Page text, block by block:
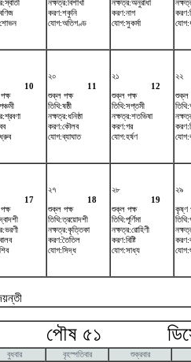
নক্ষত্র:বিশাখা
করণ:শকুনি
যোগ:অতিগণ্ড
নক্ষত্র:অনুরাধা
করণ:নাগ
যোগ:সুকর্মা
10
২০
11
শুক্ল পক্ষ
তিথি:ষষ্ঠী
নক্ষত্র:ধনিষ্ঠা
করণ:কৌলব
যোগ:ব্যাঘাত
২১
12
শুক্ল পক্ষ
তিথি:সপ্তমী
নক্ষত্র:শতভিষ‌া
করণ:গর
যোগ:হর্ষণ
২২
শুক্ল
17
২৭
18
শুক্ল পক্ষ
তিথি:ত্রয়োদশী
নক্ষত্র:কৃত্তিকা
করণ:তৈতিল
যোগ:সিদ্ধ
২৮
19
শুক্ল পক্ষ
তিথি:পূর্ণিমা
নক্ষত্র:রোহিণী
করণ:বিষ্টি
যোগ:সাধ্য
২৯
কৃষ্ণ
পৌষ ৫১
বুধবার বৃহস্পতিবার শুক্রবার